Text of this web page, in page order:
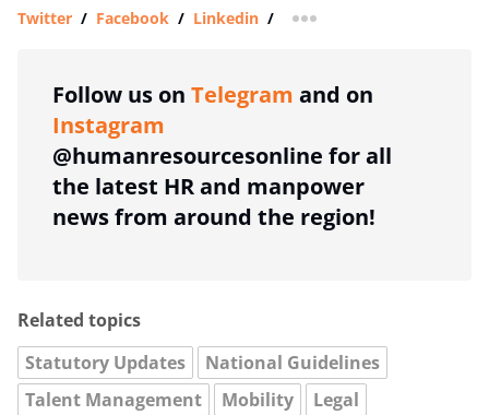
Twitter / Facebook / Linkedin / more sharing option
Follow us on Telegram and on
Instagram
@humanresourcesonline for all
the latest HR and manpower
news from around the region!
Related topics
Statutory Updates
National Guidelines
Talent Management
Mobility Legal